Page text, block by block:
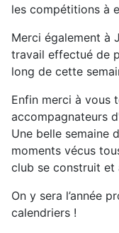
les compétitions à
Merci également à
travail effectué de
long de cette
Enfin merci à vous
accompagnateurs
Une belle semaine
moments vécus
club se construit et
On y sera l’année
calendriers !